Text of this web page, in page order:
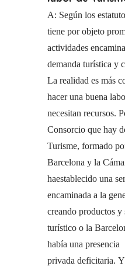
A: Según los
tiene por objeto
actividades
demanda turística y
La realidad es más
hacer una buena
necesitan recursos.
Consorcio que hay
Turisme, formado
Barcelona y la
haestablecido una
encaminada a la
creando productos
turístico o la
había una presencia
privada deficitaria.